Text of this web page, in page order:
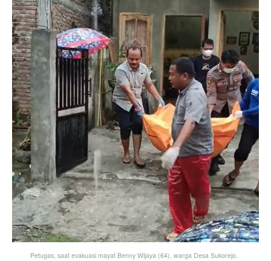
Petugas, saat evakuasi mayat Benny Wijaya (64), warga Desa Sukorejo,